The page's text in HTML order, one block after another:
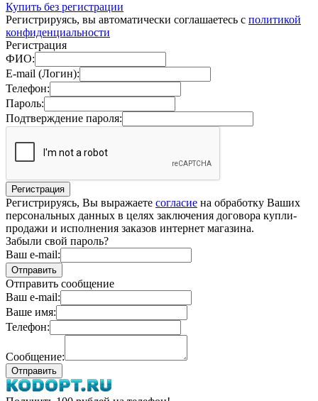
Купить без регистрации
Регистрируясь, вы автоматически соглашаетесь с политикой
конфиденциальности
Регистрация
ФИО:
E-mail (Логин):
Телефон:
Пароль:
Подтверждение пароля:
Регистрируясь, Вы выражаете согласие на обработку Ваших
персональных данных в целях заключения договора купли-
продажи и исполнения заказов интернет магазина.
Забыли свой пароль?
Ваш e-mail:
Отправить сообщение
Ваш e-mail:
Ваше имя:
Телефон:
Сообщение: